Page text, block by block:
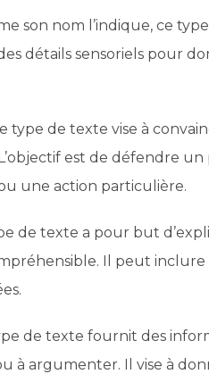
son nom l’indique, ce
détails sensoriels pour
type de texte vise à
est de défendre
une action particulière.
de texte a pour but
Il peut inclure
de texte fournit des
à argumenter. Il vise à